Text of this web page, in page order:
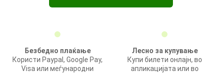
Безбедно плаќање
Користи Paypal, Google Pay,
Visa или меѓународни
Лесно за купување
Купи билети онлајн, во
апликацијата или во